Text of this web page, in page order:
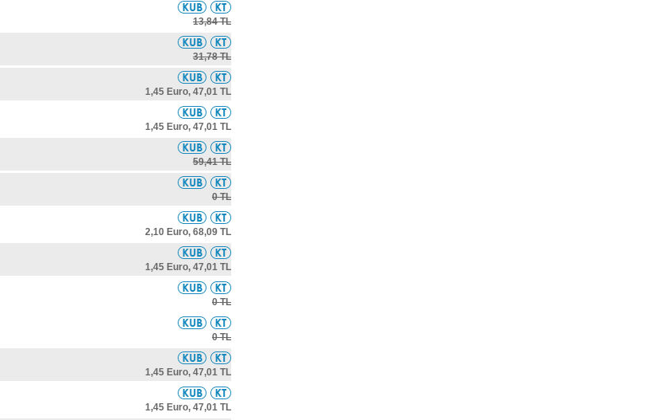
13,84 TL
31,78 TL
1,45 Euro, 47,01 TL
1,45 Euro, 47,01 TL
59,41 TL
0 TL
2,10 Euro, 68,09 TL
1,45 Euro, 47,01 TL
0 TL
0 TL
1,45 Euro, 47,01 TL
1,45 Euro, 47,01 TL